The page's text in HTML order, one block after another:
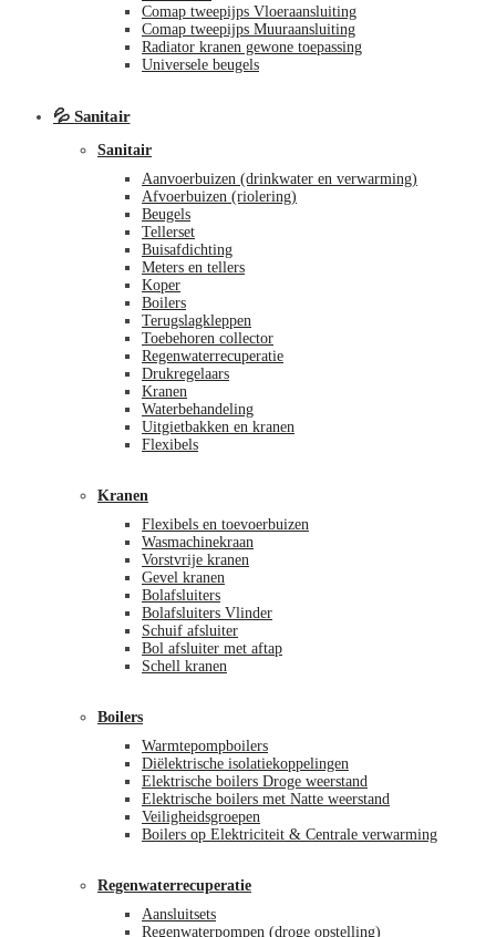
Comap tweepijps Vloeraansluiting
Comap tweepijps Muuraansluiting
Radiator kranen gewone toepassing
Universele beugels
💦 Sanitair
Sanitair
Aanvoerbuizen (drinkwater en verwarming)
Afvoerbuizen (riolering)
Beugels
Tellerset
Buisafdichting
Meters en tellers
Koper
Boilers
Terugslagkleppen
Toebehoren collector
Regenwaterrecuperatie
Drukregelaars
Kranen
Waterbehandeling
Uitgietbakken en kranen
Flexibels
Kranen
Flexibels en toevoerbuizen
Wasmachinekraan
Vorstvrije kranen
Gevel kranen
Bolafsluiters
Bolafsluiters Vlinder
Schuif afsluiter
Bol afsluiter met aftap
Schell kranen
Boilers
Warmtepompboilers
Diëlektrische isolatiekoppelingen
Elektrische boilers Droge weerstand
Elektrische boilers met Natte weerstand
Veiligheidsgroepen
Boilers op Elektriciteit & Centrale verwarming
Regenwaterrecuperatie
Aansluitsets
Regenwaterpompen (droge opstelling)